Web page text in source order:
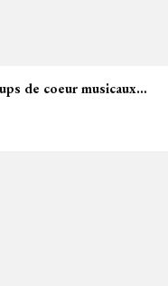
de coeur musicaux…